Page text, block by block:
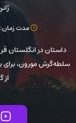
مدت زمان: 94 دقیقه
داستان در انگلستان
سلطه‌گرش مورون، برای
از